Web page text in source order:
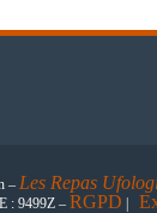
– Les Repas
: 9499Z – RGPD